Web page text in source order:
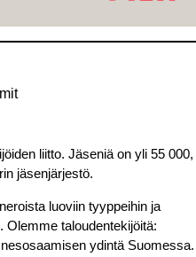
liitto. Jäseniä on yli 55 000,
jäsenjärjestö.
luoviin tyyppeihin ja
Olemme taloudentekijöitä:
ydintä Suomessa.